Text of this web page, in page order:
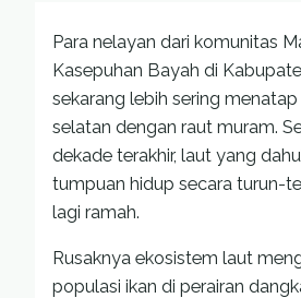
Para nelayan dari komunitas
Kasepuhan Bayah di
sekarang lebih sering
selatan dengan raut muram.
dekade terakhir, laut yang
tumpuan hidup secara turun-
lagi ramah.
Rusaknya ekosistem laut
populasi ikan di perairan